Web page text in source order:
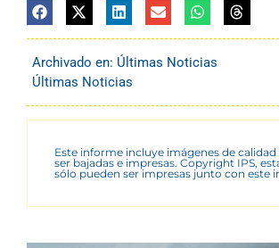
Archivado en: Últimas Noticias
Últimas Noticias
Este informe incluye imágenes de
ser bajadas e impresas. Copyright IPS,
sólo pueden ser impresas junto con este